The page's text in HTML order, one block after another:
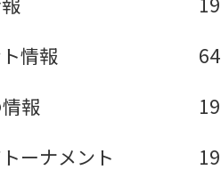
情報
64
報
19
ーナメント
19